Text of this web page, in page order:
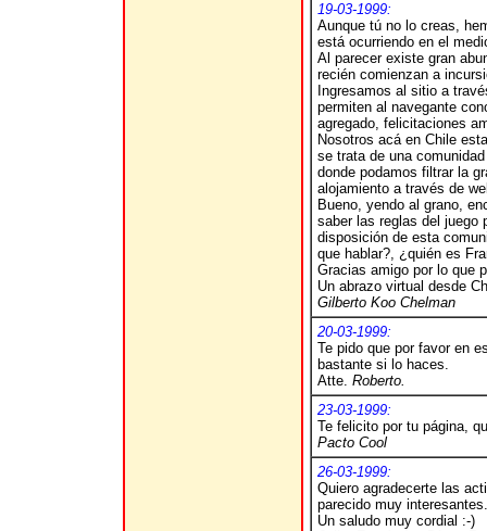
19-03-1999:
Aunque tú no lo creas,
está ocurriendo en el
Al parecer existe gran
recién comienzan a
Ingresamos al sitio a
permiten al navegante
agregado, felicitaciones
Nosotros acá en Chile
se trata de una
donde podamos filtrar la
alojamiento a través de
Bueno, yendo al grano,
saber las reglas del juego
disposición de esta
que hablar?, ¿quién es
Gracias amigo por lo que
Un abrazo virtual desde
Gilberto Koo Chelman
20-03-1999:
Te pido que por favor en
bastante si lo haces.
Atte. Roberto.
23-03-1999:
Te felicito por tu página,
Pacto Cool
26-03-1999:
Quiero agradecerte las
parecido muy
Un saludo muy cordial :-)